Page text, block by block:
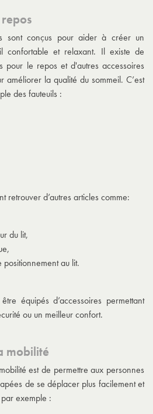
sont conçus pour aider à créer un
confortable et relaxant. Il existe de
pour le repos et d'autres accessoires
améliorer la qualité du sommeil. C’est
des fauteuils :
retrouver d’autres articles comme:
du lit,
au lit.
équipés d’accessoires permettant
ou un meilleur confort.
mobilité
est de permettre aux personnes
de se déplacer plus facilement et
exemple :